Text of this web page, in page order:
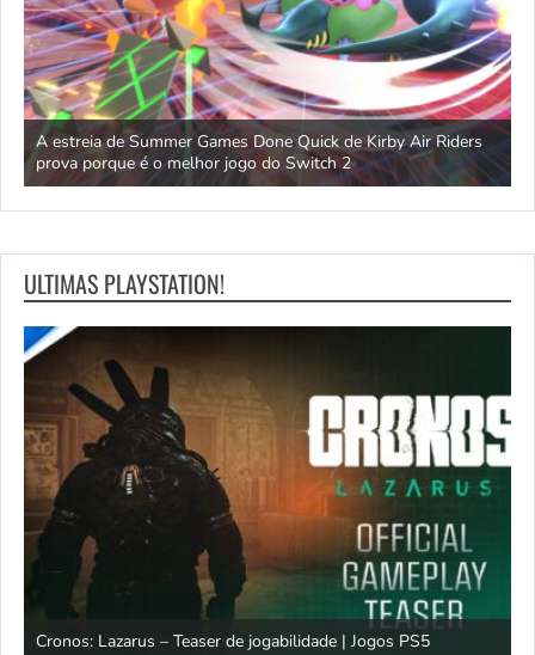
A estreia de Summer Games Done Quick de Kirby Air Riders
prova porque é o melhor jogo do Switch 2
ULTIMAS PLAYSTATION!
Cronos: Lazarus – Teaser de jogabilidade | Jogos PS5